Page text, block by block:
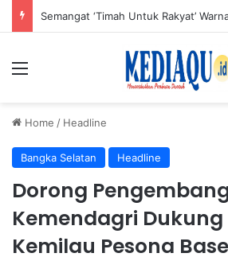
Menu
Home / Headline
Bangka Selatan Headline
Dorong
Kemendagri Dukung
Kemilau Pesona